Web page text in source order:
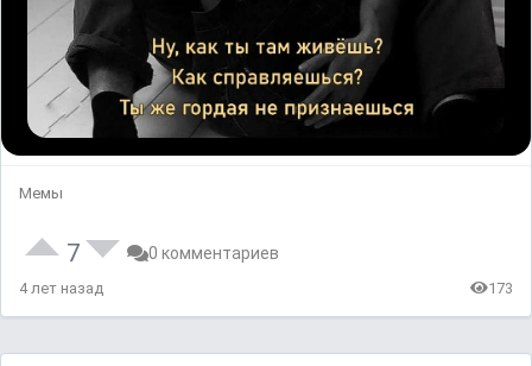
Мемы
7 0 комментариев
4 лет назад 173